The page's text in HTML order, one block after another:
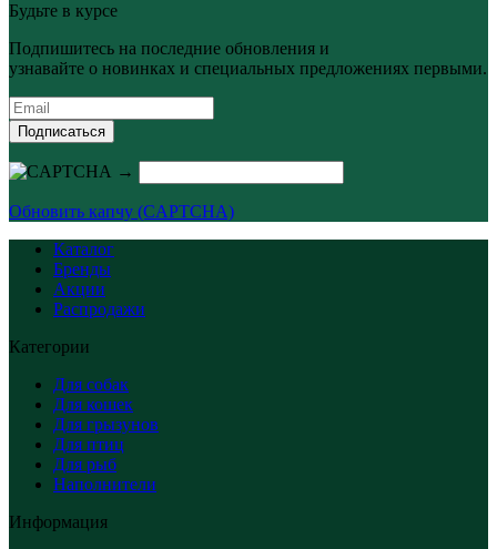
Будьте в курсе
Подпишитесь на последние обновления и
узнавайте о новинках и специальных предложениях первыми.
Подписаться
→
Обновить капчу (CAPTCHA)
Каталог
Бренды
Акции
Распродажи
Категории
Для собак
Для кошек
Для грызунов
Для птиц
Для рыб
Наполнители
Информация